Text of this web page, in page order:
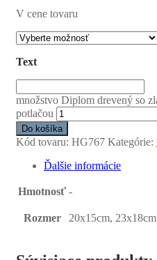
V cene tovaru
Text
množstvo Diplom drevený so
potlačou
Do košíka
Kód tovaru: HG767 Kategórie:
Ďalšie informácie
Hmotnosť -
Rozmer 20x15cm,